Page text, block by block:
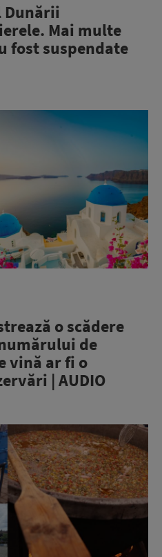
Dunării
Mai multe
fost suspendate
o scădere
de
vină ar fi o
| AUDIO